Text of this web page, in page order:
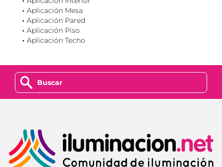
Aplicación Mesa
Aplicación Pared
Aplicación Piso
Aplicación Techo
z